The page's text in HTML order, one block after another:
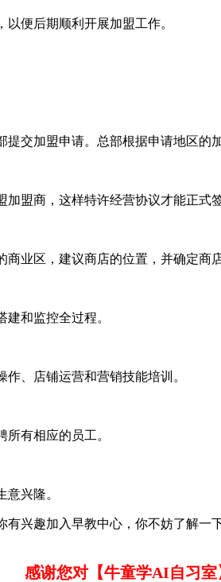
后期顺利开展加盟工作。
提交加盟申请。总部根据申请地区的
商，这样特许经营协议才能正式签订
区，建议商店的位置，并确定商店
和监控全过程。
店铺运营和营销技能培训。
有相应的员工。
隆。
有兴趣加入早教中心，你不妨了解
感谢您对【牛童学AI自习室